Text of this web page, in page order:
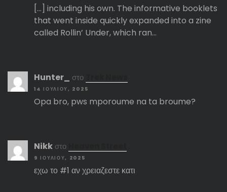
[…] including his own. The informative booklets
that went inside quickly expanded into a zine
called Rollin’ Under, which ran…
Hunter_ στο
14 ΙΟΥΛΊΟΥ, 2025
Opa bro, pws mporoume na ta broume?
Nikk στο
9 ΙΟΥΛΊΟΥ, 2025
εχω το #1 αν χρειαζεστε κατι